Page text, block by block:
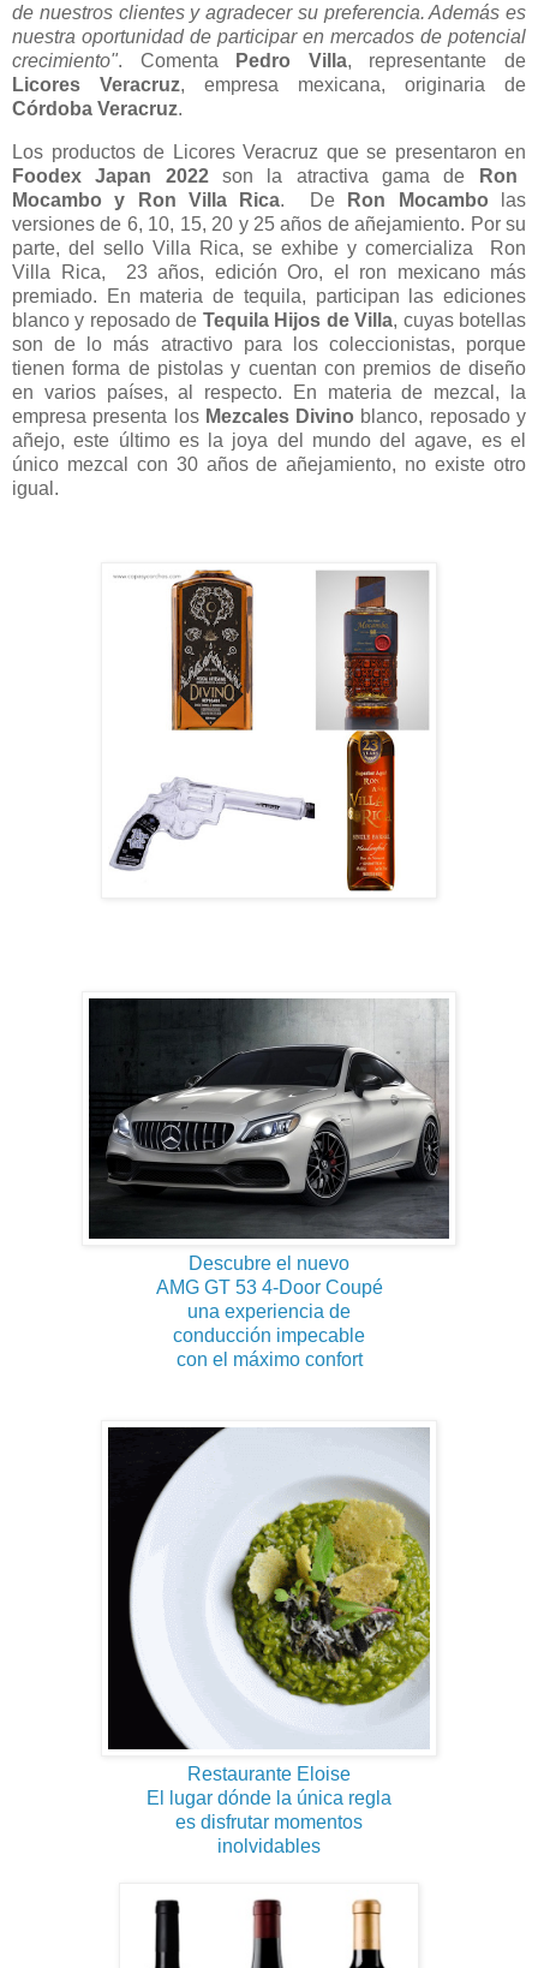
de nuestros clientes y agradecer su preferencia. Además es
nuestra oportunidad de participar en mercados de potencial
crecimiento". Comenta Pedro Villa, representante de
Licores Veracruz, empresa mexicana, originaria de
Córdoba Veracruz.
Los productos de Licores Veracruz que se presentaron en
Foodex Japan 2022son la atractiva gama de
Ron
Mocambo y Ron Villa Rica. De Ron Mocambo las
versiones de 6, 10, 15, 20 y 25 años de añejamiento. Por su
parte, del sello Villa Rica, se exhibe y comercializa Ron
Villa Rica, 23 años, edición Oro, el ron mexicano más
premiado. En materia de tequila, participan las ediciones
blanco y reposado de Tequila Hijos de Villa, cuyas botellas
son de lo más atractivo para los coleccionistas, porque
tienen forma de pistolas y cuentan con premios de diseño
en varios países, al respecto. En materia de mezcal, la
empresa presenta los Mezcales Divino blanco, reposado y
añejo, este último es la joya del mundo del agave, es el
único mezcal con 30 años de añejamiento, no existe otro
igual.
Descubre el nuevo
AMG GT 53 4-Door Coupé
una experiencia de
conducción impecable
con el máximo confort
Restaurante Eloise
El lugar dónde la única regla
es disfrutar momentos
inolvidables